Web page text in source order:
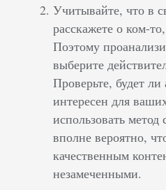
Учитывайте, что в
расскажете о ком-
Поэтому
выберите
Проверьте, будет
интересен для
использовать метод
вполне вероятно,
качественным
незамеченными.